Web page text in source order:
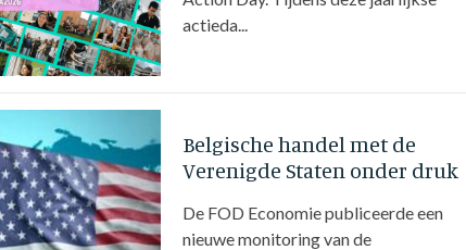
actieda...
Belgische handel met de
Verenigde Staten onder druk
De FOD Economie publiceerde een
nieuwe monitoring van de